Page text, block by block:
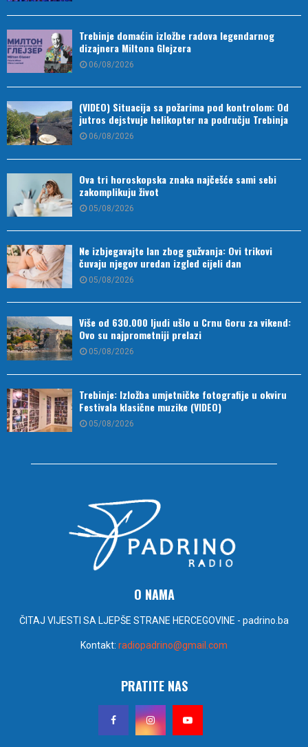
Trebinje domaćin izložbe radova legendarnog
dizajnera Miltona Glejzera
06/08/2026
(VIDEO) Situacija sa požarima pod kontrolom: Od
jutros dejstvuje helikopter na području Trebinja
06/08/2026
Ova tri horoskopska znaka najčešće sami sebi
zakomplikuju život
05/08/2026
Ne izbjegavajte lan zbog gužvanja: Ovi trikovi
čuvaju njegov uredan izgled cijeli dan
05/08/2026
Više od 630.000 ljudi ušlo u Crnu Goru za vikend:
Ovo su najprometniji prelazi
05/08/2026
Trebinje: Izložba umjetničke fotografije u okviru
Festivala klasične muzike (VIDEO)
05/08/2026
O NAMA
ČITAJ VIJESTI SA LJEPŠE STRANE HERCEGOVINE - padrino.ba
Kontakt: radiopadrino@gmail.com
PRATITE NAS